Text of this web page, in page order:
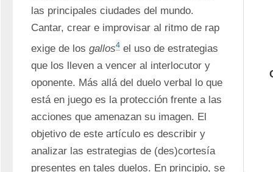
las principales ciudades del mundo.
Cantar, crear e improvisar al ritmo de rap
exige de los gallos4 el uso de estrategias
que los lleven a vencer al interlocutor y
oponente. Más allá del duelo verbal lo que
está en juego es la protección frente a las
acciones que amenazan su imagen. El
objetivo de este artículo es describir y
analizar las estrategias de (des)cortesía
presentes en tales duelos. En principio, se